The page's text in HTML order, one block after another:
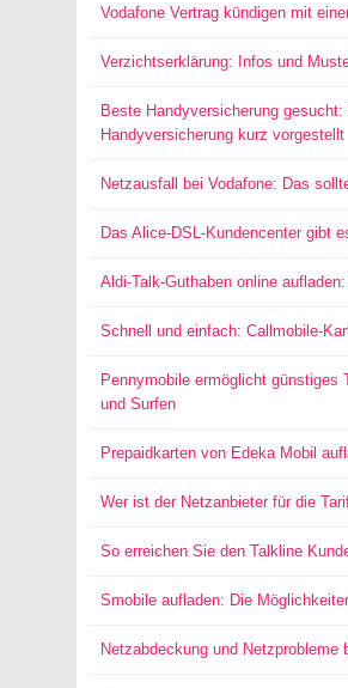
Vodafone Vertrag kündigen mit
Verzichtserklärung: Infos und
Beste Handyversicherung gesucht:
Handyversicherung kurz vorgestellt
Netzausfall bei Vodafone: Das
Das Alice-DSL-Kundencenter gibt
Aldi-Talk-Guthaben online aufladen:
Schnell und einfach: Callmobile-
Pennymobile ermöglicht günstiges
und Surfen
Prepaidkarten von Edeka Mobil
Wer ist der Netzanbieter für die
So erreichen Sie den Talkline
Smobile aufladen: Die
Netzabdeckung und Netzprobleme